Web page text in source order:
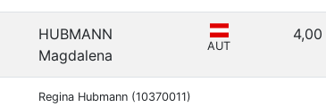
HUBMANN
Magdalena
AUT
4,00
Regina Hubmann (10370011)